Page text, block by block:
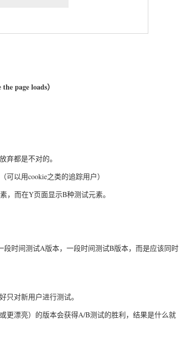
page loads）
弃都是不对的。
以用cookie之类的追踪用户）
，而在Y页面显示B种测试元素。
时间测试A版本，一段时间测试B版本，而是应该同时
只对新用户进行测试。
更漂亮）的版本会获得A/B测试的胜利，结果是什么就